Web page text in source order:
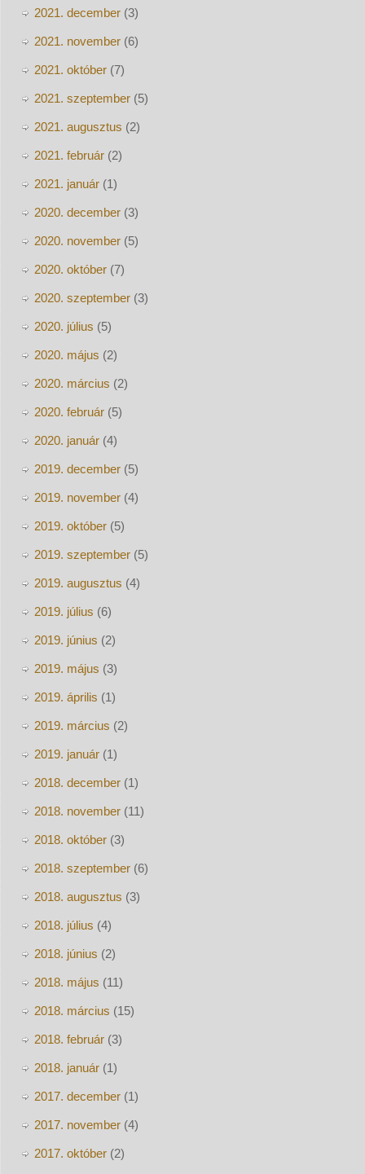
2021. december(3)
2021. november(6)
2021. október(7)
2021. szeptember(5)
2021. augusztus (2)
2021. február(2)
2021. január(1)
2020. december(3)
2020. november(5)
2020. október(7)
2020. szeptember(3)
2020. július (5)
2020. május (2)
2020. március (2)
2020. február(5)
2020. január(4)
2019. december(5)
2019. november(4)
2019. október(5)
2019. szeptember(5)
2019. augusztus (4)
2019. július (6)
2019. június (2)
2019. május (3)
2019. április (1)
2019. március (2)
2019. január(1)
2018. december(1)
2018. november(11)
2018. október(3)
2018. szeptember(6)
2018. augusztus (3)
2018. július (4)
2018. június (2)
2018. május (11)
2018. március (15)
2018. február(3)
2018. január(1)
2017. december(1)
2017. november(4)
2017. október(2)